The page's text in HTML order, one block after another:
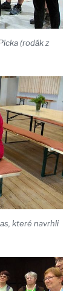
(rodák z
které navrhli